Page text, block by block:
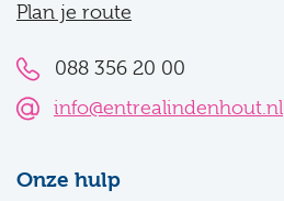
Plan je route
088 356 20 00
info@entrealindenhout.nl
Onze hulp